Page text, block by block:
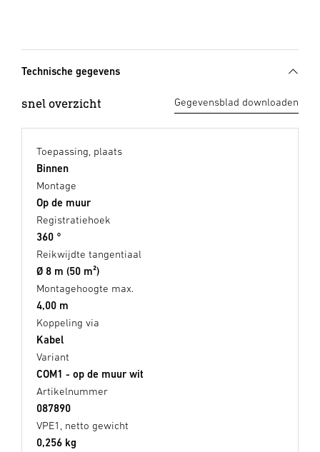
Technische gegevens
snel overzicht Gegevensblad downloaden
Toepassing, plaats
Binnen
Montage
Op de muur
Registratiehoek
360 °
Reikwijdte tangentiaal
Ø 8 m (50 m²)
Montagehoogte max.
4,00 m
Koppeling via
Kabel
Variant
COM1 - op de muur wit
Artikelnummer
087890
VPE1, netto gewicht
0,256 kg